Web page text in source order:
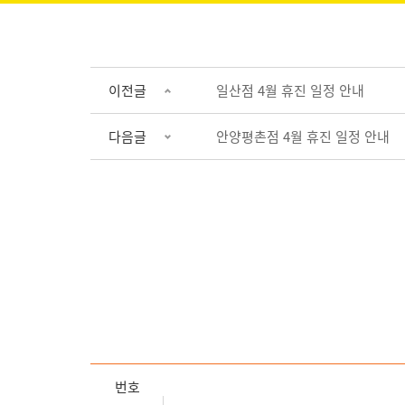
이전글 일산점 4월 휴진 일정 안내
다음글 안양평촌점 4월 휴진 일정 안내
번호